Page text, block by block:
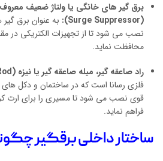
برق گیر های خانگی یا ولتاژ ضعیف
(
Surge Suppressor
): به عنوان برق گیر
نصب می شود تا از تجهیزات الکتریکی در
محافظت نماید.
راد صاعقه گیر، میله صاعقه گیر یا نیزه (
فلزی رسانا است که در ساختمان و دکل
قوی نصب می شود تا مسیری را برای ارت
فراهم نماید.
ساختار داخلی برقگیر